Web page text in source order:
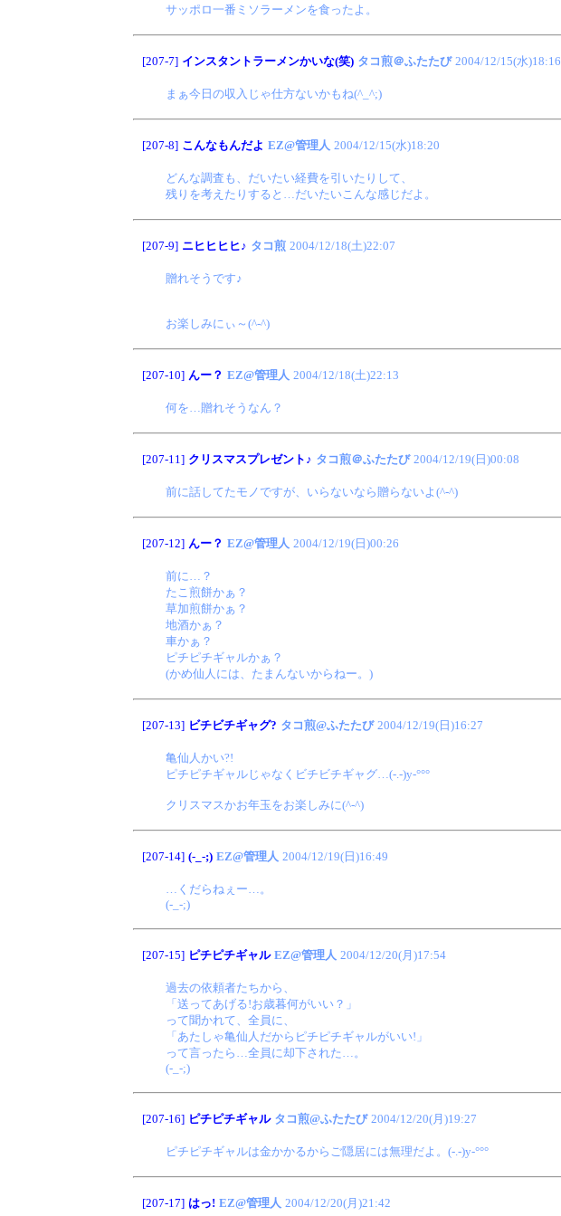
サッポロ一番ミソラーメンを食ったよ。
[207-7] インスタントラーメンかいな(笑) タコ煎＠ふたたび 2004/12/15(水)18:16
まぁ今日の収入じゃ仕方ないかもね(^_^;)
[207-8] こんなもんだよ EZ@管理人 2004/12/15(水)18:20
どんな調査も、だいたい経費を引いたりして、
残りを考えたりすると…だいたいこんな感じだよ。
[207-9] ニヒヒヒヒ♪ タコ煎 2004/12/18(土)22:07
贈れそうです♪
お楽しみにぃ～(^-^)
[207-10] んー？ EZ@管理人 2004/12/18(土)22:13
何を…贈れそうなん？
[207-11] クリスマスプレゼント♪ タコ煎＠ふたたび 2004/12/19(日)00:08
前に話してたモノですが、いらないなら贈らないよ(^-^)
[207-12] んー？ EZ@管理人 2004/12/19(日)00:26
前に…？
たこ煎餅かぁ？
草加煎餅かぁ？
地酒かぁ？
車かぁ？
ピチピチギャルかぁ？
(かめ仙人には、たまんないからねー。)
[207-13] ビチビチギャグ? タコ煎@ふたたび 2004/12/19(日)16:27
亀仙人かい?!
ピチピチギャルじゃなくビチビチギャグ…(-.-)y-°°°
クリスマスかお年玉をお楽しみに(^-^)
[207-14] (-_-;) EZ@管理人 2004/12/19(日)16:49
…くだらねぇー…。
(-_-;)
[207-15] ピチピチギャル EZ@管理人 2004/12/20(月)17:54
過去の依頼者たちから、
「送ってあげる!お歳暮何がいい？」
って聞かれて、全員に、
「あたしゃ亀仙人だからピチピチギャルがいい!」
って言ったら…全員に却下された…。
(-_-;)
[207-16] ピチピチギャル タコ煎@ふたたび 2004/12/20(月)19:27
ピチピチギャルは金かかるからご隠居には無理だよ。(-.-)y-°°°
[207-17] はっ! EZ@管理人 2004/12/20(月)21:42